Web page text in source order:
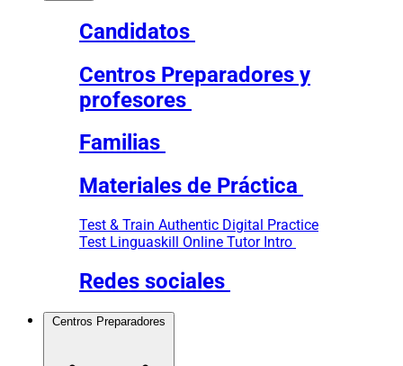
Candidatos
Centros Preparadores y
profesores
Familias
Materiales de Práctica
Test & Train Authentic Digital Practice
Test Linguaskill Online Tutor Intro
Redes sociales